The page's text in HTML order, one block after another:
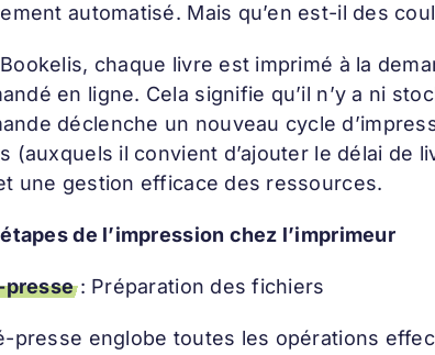
automatisé. Mais qu’en est-il des
chaque livre est imprimé à la
en ligne. Cela signifie qu’il n’y a ni
déclenche un nouveau cycle
(auxquels il convient d’ajouter le délai de
une gestion efficace des ressources.
de l’impression chez l’imprimeur
presse: Préparation des fichiers
presse englobe toutes les opérations